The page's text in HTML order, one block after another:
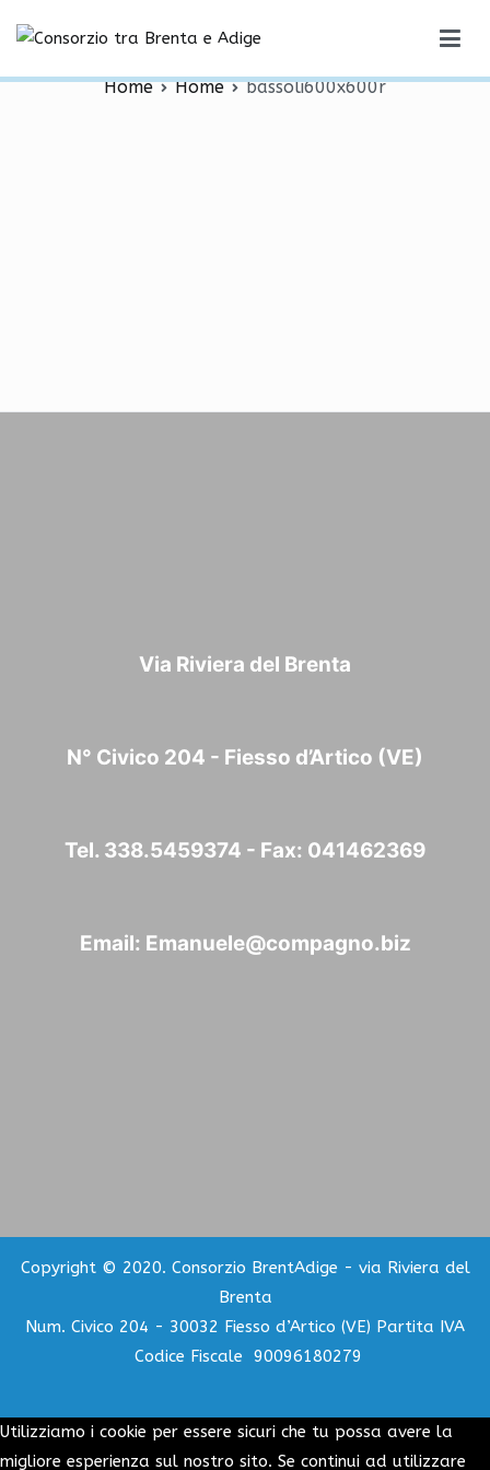
contenuto
bassoli600x600r
Home Home bassoli600x600r
Via Riviera del Brenta
N° Civico 204 - Fiesso d’Artico (VE)
Tel. 338.5459374 - Fax: 041462369
Email: Emanuele@compagno.biz
Copyright © 2020. Consorzio BrentAdige - via Riviera del
Brenta
Num. Civico 204 - 30032 Fiesso d’Artico (VE) Partita IVA
Codice Fiscale 90096180279
Utilizziamo i cookie per essere sicuri che tu possa avere la
migliore esperienza sul nostro sito. Se continui ad utilizzare